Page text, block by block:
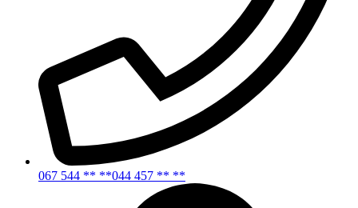
067 544 ** **044 457 ** **